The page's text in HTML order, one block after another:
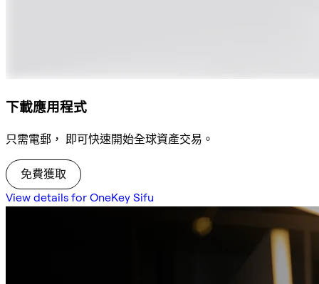
下載應用程式
只需電郵， 即可快速開始全球資產交易。
免費獲取
View details for OneKey Sifu